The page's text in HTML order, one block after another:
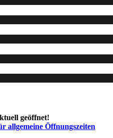
geöffnet!
allgemeine Öffnungszeiten